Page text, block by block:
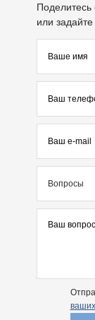
или
Вопросы